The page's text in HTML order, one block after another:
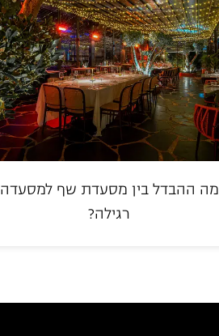
מה ההבדל בין מסעדת שף למסעדה
רגילה?